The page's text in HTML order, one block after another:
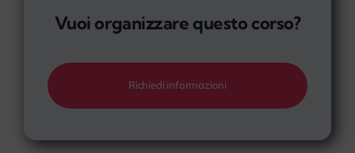
Vuoi organizzare questo corso?
Richiedi informazioni